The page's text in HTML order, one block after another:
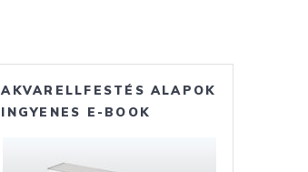
AKVARELLFESTÉS ALAPOK
INGYENES E-BOOK